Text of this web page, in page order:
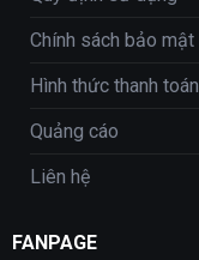
Chính sách bảo mật
Hình thức thanh toán
Quảng cáo
Liên hệ
FANPAGE